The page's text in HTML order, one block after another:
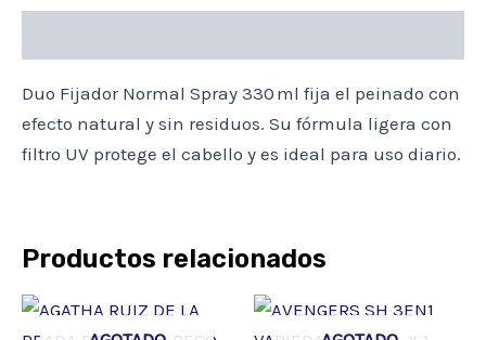
Duo Fijador Normal Spray 330 ml fija el peinado con
efecto natural y sin residuos. Su fórmula ligera con
filtro UV protege el cabello y es ideal para uso diario.
Productos relacionados